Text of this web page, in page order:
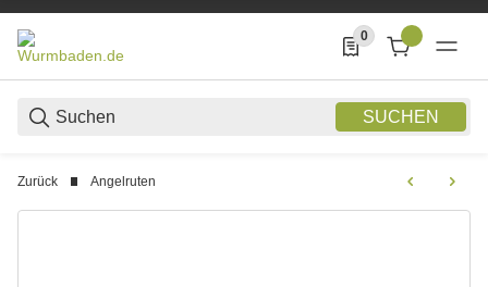
SUCHEN
0
0 Produkte in der
Zurück Angelruten